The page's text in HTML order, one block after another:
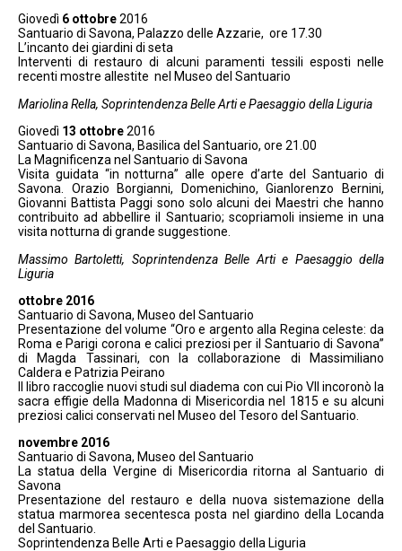
Giovedì 6 ottobre2016
Santuario di Savona, Palazzo delle Azzarie, ore 17.30
L’incanto dei giardini di seta
Interventi di restauro di alcuni paramenti tessili esposti nelle
recenti mostre allestite nel Museo del Santuario
Mariolina Rella, Soprintendenza Belle Arti e Paesaggio della Liguria
Giovedì 13 ottobre2016
Santuario di Savona, Basilica del Santuario, ore 21.00
La Magnificenza nel Santuario di Savona
Visita guidata “in notturna” alle opere d’arte del Santuario di
Savona. Orazio Borgianni, Domenichino, Gianlorenzo Bernini,
Giovanni Battista Paggi sono solo alcuni dei Maestri che hanno
contribuito ad abbellire il Santuario; scopriamoli insieme in una
visita notturna di grande suggestione.
Massimo Bartoletti, Soprintendenza Belle Arti e Paesaggio della
Liguria
ottobre 2016
Santuario di Savona, Museo del Santuario
Presentazione del volume “Oro e argento alla Regina celeste: da
Roma e Parigi corona e calici preziosi per il Santuario di Savona”
di Magda Tassinari, con la collaborazione di Massimiliano
Caldera e Patrizia Peirano
Il libro raccoglie nuovi studi sul diadema con cui Pio VII incoronò la
sacra effigie della Madonna di Misericordia nel 1815 e su alcuni
preziosi calici conservati nel Museo del Tesoro del Santuario.
novembre 2016
Santuario di Savona, Museo del Santuario
La statua della Vergine di Misericordia ritorna al Santuario di
Savona
Presentazione del restauro e della nuova sistemazione della
statua marmorea secentesca posta nel giardino della Locanda
del Santuario.
Soprintendenza Belle Arti e Paesaggio della Liguria